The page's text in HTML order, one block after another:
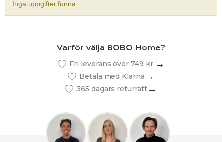
Inga uppgifter funna
Varför välja BOBO Home?
Fri leverans över 749 kr.
Betala med Klarna
365 dagars returrätt